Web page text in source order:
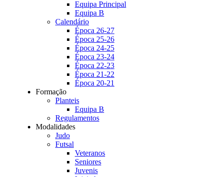
Equipa Principal
Equipa B
Calendário
Época 26-27
Época 25-26
Época 24-25
Época 23-24
Época 22-23
Época 21-22
Época 20-21
Formação
Planteis
Equipa B
Regulamentos
Modalidades
Judo
Futsal
Veteranos
Seniores
Juvenis